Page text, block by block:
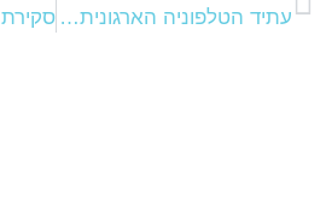
עתיד הטלפוניה הארגונית בענן לעסקים